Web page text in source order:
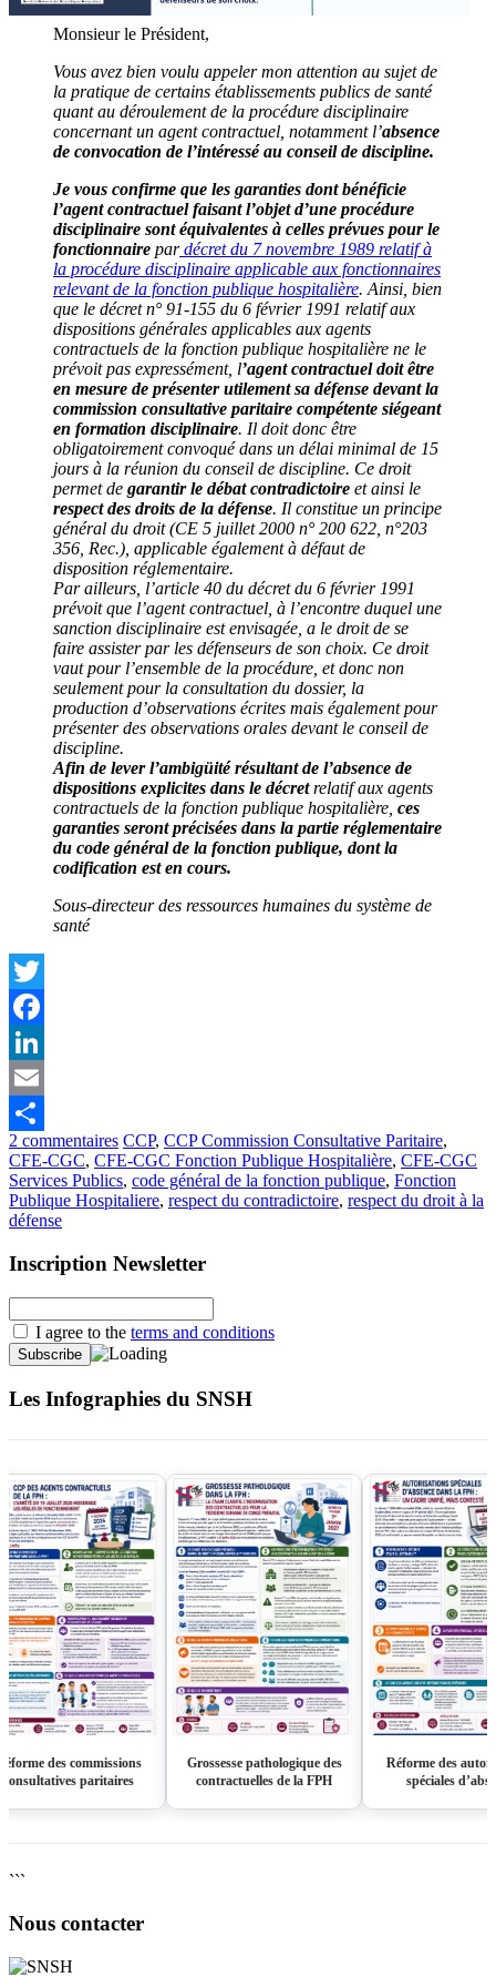
Monsieur le Président,
Vous avez bien voulu appeler mon attention au sujet de
la pratique de certains établissements publics de santé
quant au déroulement de la procédure disciplinaire
concernant un agent contractuel, notamment l’absence
de convocation de l’intéressé au conseil de discipline.
Je vous confirme que les garanties dont bénéficie
l’agent contractuel faisant l’objet d’une procédure
disciplinaire sont équivalentes à celles prévues pour le
fonctionnaire pardécret du 7 novembre 1989 relatif à
la procédure disciplinaire applicable aux fonctionnaires
relevant de la fonction publique hospitalière. Ainsi, bien
que le décret n° 91-155 du 6 février 1991 relatif aux
dispositions générales applicables aux agents
contractuels de la fonction publique hospitalière ne le
prévoit pas expressément, l’agent contractuel doit être
en mesure de présenter utilement sa défense devant la
commission consultative paritaire compétente siégeant
en formation disciplinaire. Il doit donc être
obligatoirement convoqué dans un délai minimal de 15
jours à la réunion du conseil de discipline. Ce droit
permet de garantir le débat contradictoire et ainsi le
respect des droits de la défense. Il constitue un principe
général du droit (CE 5 juillet 2000 n° 200 622, n°203
356, Rec.), applicable également à défaut de
disposition réglementaire.
Par ailleurs, l’article 40 du décret du 6 février 1991
prévoit que l’agent contractuel, à l’encontre duquel une
sanction disciplinaire est envisagée, a le droit de se
faire assister par les défenseurs de son choix. Ce droit
vaut pour l’ensemble de la procédure, et donc non
seulement pour la consultation du dossier, la
production d’observations écrites mais également pour
présenter des observations orales devant le conseil de
discipline.
Afin de lever l’ambigüité résultant de l’absence de
dispositions explicites dans le décretrelatif aux agents
contractuels de la fonction publique hospitalière, ces
garanties seront précisées dans la partie réglementaire
du code général de la fonction publique, dont la
codification est en cours.
Sous-directeur des ressources humaines du système de
santé
Twitter
Facebook
LinkedIn
Email
Partager
2 commentaires CCP, CCP Commission Consultative Paritaire,
CFE-CGC, CFE-CGC Fonction Publique Hospitalière, CFE-CGC
Services Publics, code général de la fonction publique, Fonction
Publique Hospitaliere, respect du contradictoire, respect du droit à la
défense
Inscription Newsletter
I agree to the terms and conditions
Les Infographies du SNSH
des commissions
paritaires
Grossesse pathologique des
contractuelles de la FPH
Réforme des
spéciales d’absence
```
Nous contacter